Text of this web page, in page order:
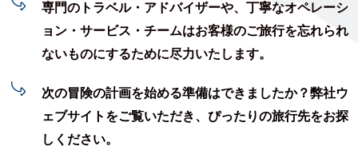
専門のトラベル・アドバイザーや、丁寧なオペレーシ
ョン・サービス・チームはお客様のご旅行を忘れられ
ないものにするために尽力いたします。
次の冒険の計画を始める準備はできましたか？弊社ウ
ェブサイトをご覧いただき、ぴったりの旅行先をお探
しください。